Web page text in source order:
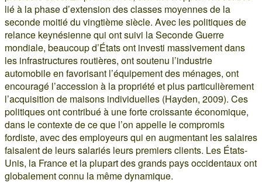
lié à la phase d’extension des classes moyennes de la
seconde moitié du vingtième siècle. Avec les politiques de
relance keynésienne qui ont suivi la Seconde Guerre
mondiale, beaucoup d’États ont investi massivement dans
les infrastructures routières, ont soutenu l’industrie
automobile en favorisant l’équipement des ménages, ont
encouragé l’accession à la propriété et plus particulièrement
l’acquisition de maisons individuelles (Hayden, 2009). Ces
politiques ont contribué à une forte croissante économique,
dans le contexte de ce que l’on appelle le compromis
fordiste, avec des employeurs qui en augmentant les salaires
faisaient de leurs salariés leurs premiers clients. Les États-
Unis, la France et la plupart des grands pays occidentaux ont
globalement connu la même dynamique.